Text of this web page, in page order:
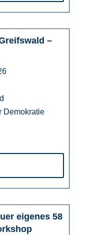
–
Demokratie
eigenes 58